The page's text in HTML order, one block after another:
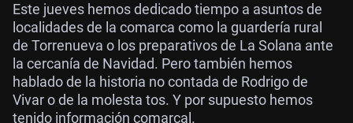
Este jueves hemos dedicado tiempo a asuntos de
localidades de la comarca como la guardería rural
de Torrenueva o los preparativos de La Solana ante
la cercanía de Navidad. Pero también hemos
hablado de la historia no contada de Rodrigo de
Vivar o de la molesta tos. Y por supuesto hemos
tenido información comarcal.